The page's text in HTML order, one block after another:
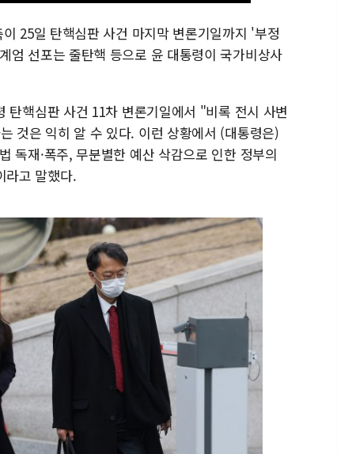
25일 탄핵심판 사건 마지막 변론기일까지 '부정
엄 선포는 줄탄핵 등으로 윤 대통령이 국가비상사
핵심판 사건 11차 변론기일에서 "비록 전시 사변
것은 익히 알 수 있다. 이런 상황에서 (대통령은)
독재·폭주, 무분별한 예산 삭감으로 인한 정부의
라고 말했다.